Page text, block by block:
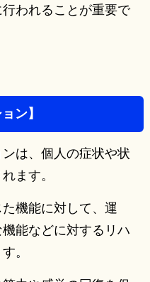
われることが重要で
ン】
は、個人の症状や状
ます。
機能に対して、運
能などに対するリハ
。